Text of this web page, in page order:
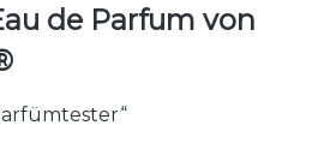
de Parfum von